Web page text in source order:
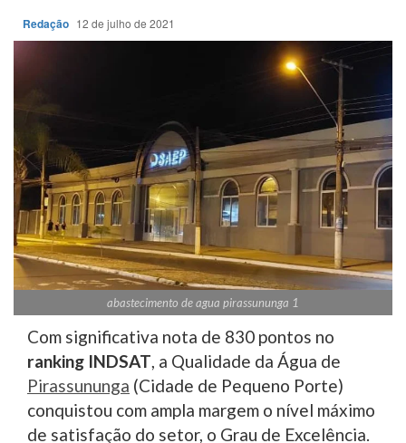
Redação 12 de julho de 2021
abastecimento de agua pirassununga 1
Com significativa nota de 830 pontos no
ranking INDSAT, a Qualidade da Água de
Pirassununga (Cidade de Pequeno Porte)
conquistou com ampla margem o nível máximo
de satisfação do setor, o Grau de Excelência.